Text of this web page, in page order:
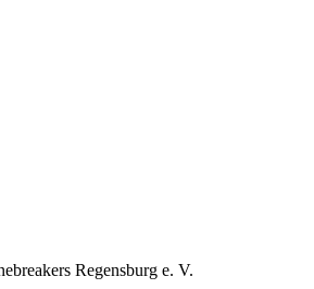
Regensburg e. V.